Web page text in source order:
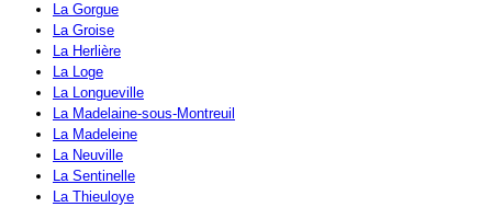
La Gorgue
La Groise
La Herlière
La Loge
La Longueville
La Madelaine-sous-Montreuil
La Madeleine
La Neuville
La Sentinelle
La Thieuloye